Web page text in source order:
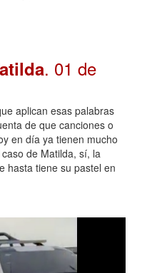
. 01 de
aplican esas palabras
de que canciones o
en día ya tienen mucho
de Matilda, sí, la
hasta tiene su pastel en